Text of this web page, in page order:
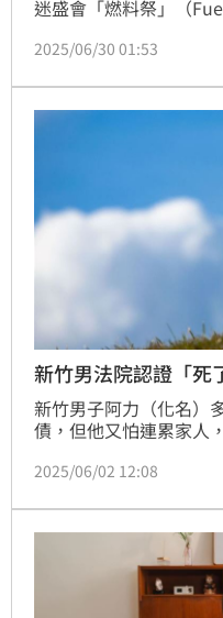
迷盛會「燃料祭」（
亮相，並正式宣布《玩
「保羅·沃克要復活！
2025/06/30 01:53
新竹男法院認證「
新竹男子阿力（化名）
債，但他又怕連累家人
請宣告死亡，日前阿力
活」。
2025/06/02 12:08